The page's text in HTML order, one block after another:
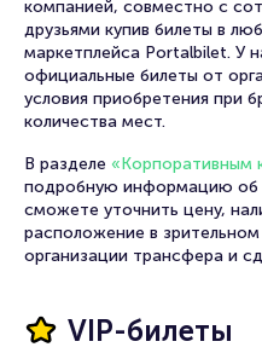
компанией, совместно с
друзьями купив билеты в
маркетплейса Portalbilet. У
официальные билеты от
условия приобретения при
количества мест.
В разделе «Корпоративным
подробную информацию об
сможете уточнить цену,
расположение в
организации трансфера и
VIP-билеты